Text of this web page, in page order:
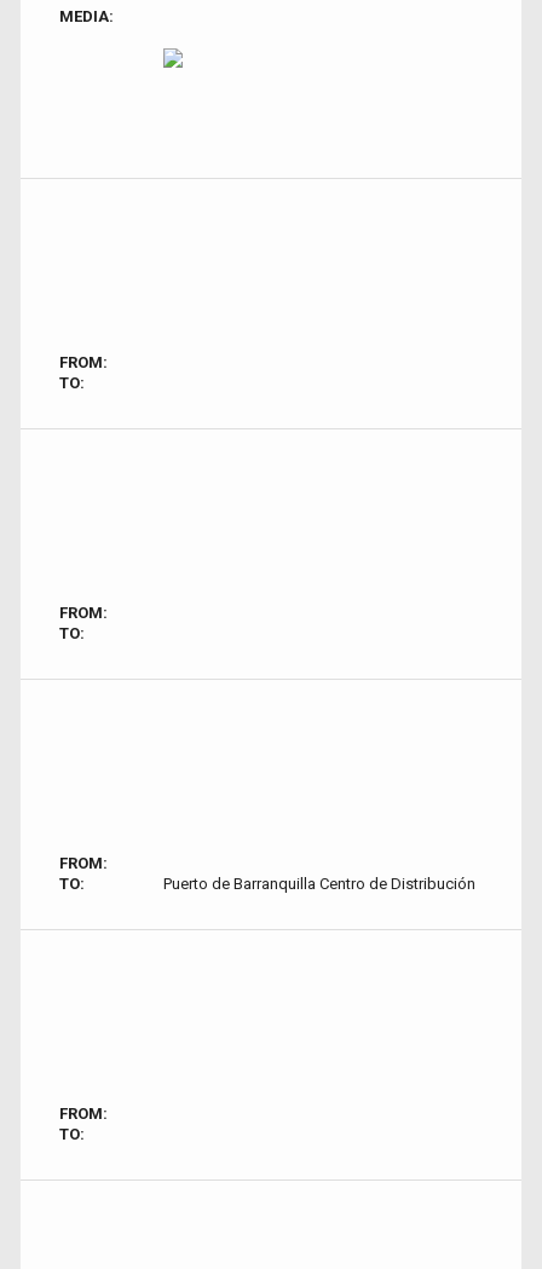
MEDIA:
FROM:
TO:
FROM:
TO:
FROM:
TO:
Puerto de Barranquilla Centro de Distribución
FROM:
TO: